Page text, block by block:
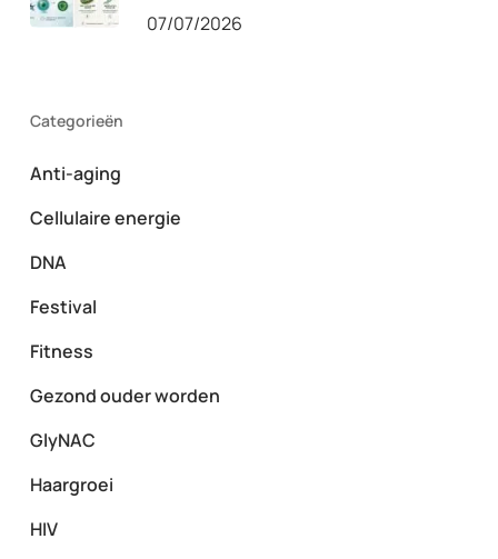
07/07/2026
Categorieën
Anti-aging
Cellulaire energie
DNA
Festival
Fitness
Gezond ouder worden
GlyNAC
Haargroei
HIV